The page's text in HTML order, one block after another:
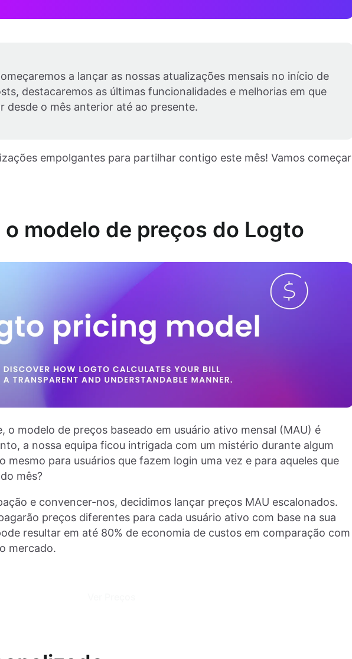
a lançar as nossas atualizações mensais no início de
destacaremos as últimas funcionalidades e melhorias em que
desde o mês anterior até ao presente.
empolgantes para partilhar contigo este mês! Vamos começar
modelo de preços do Logto
o modelo de preços baseado em usuário ativo mensal (MAU) é
a nossa equipa ficou intrigada com um mistério durante algum
mesmo para usuários que fazem login uma vez e para aqueles que
mês?
e convencer-nos, decidimos lançar preços MAU escalonados.
preços diferentes para cada usuário ativo com base na sua
resultar em até 80% de economia de custos em comparação com
mercado.